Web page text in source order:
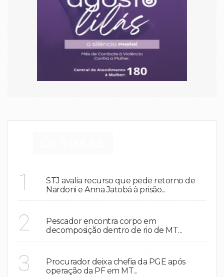
1
STJ avalia recurso que pede retorno de
Nardoni e Anna Jatobá à prisão...
2
Pescador encontra corpo em
decomposição dentro de rio de MT...
3
Procurador deixa chefia da PGE após
operação da PF em MT...